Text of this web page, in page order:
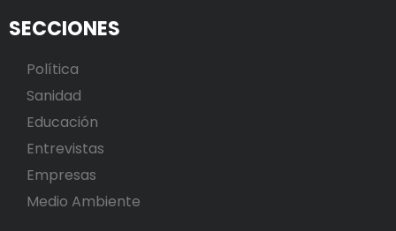
SECCIONES
Política
Sanidad
Educación
Entrevistas
Empresas
Medio Ambiente